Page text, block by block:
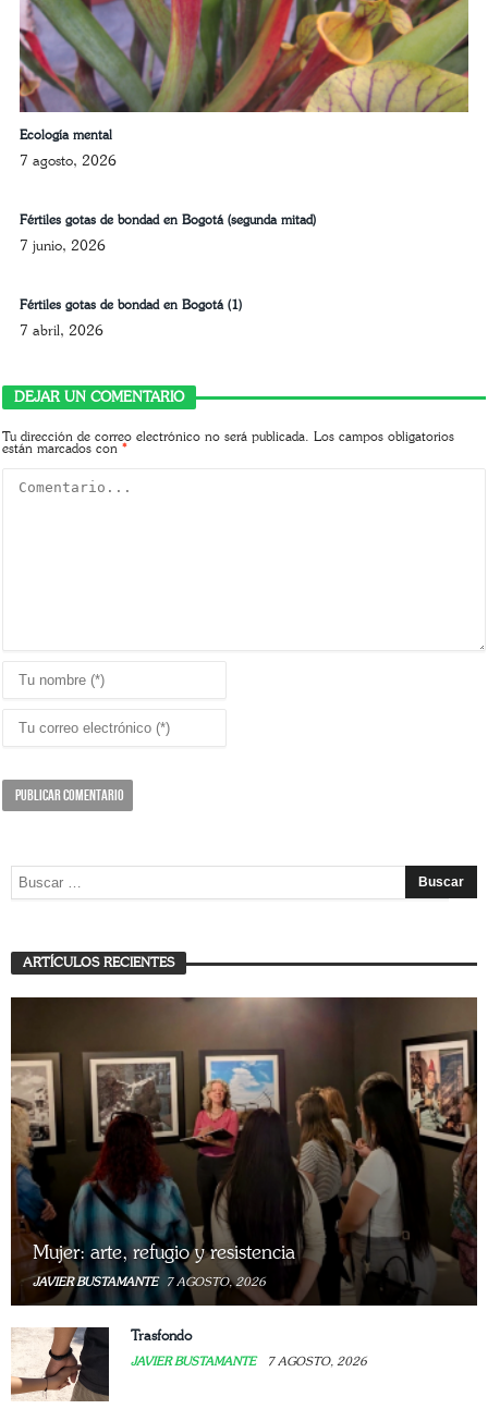
Ecología mental
7 agosto, 2026
Fértiles gotas de bondad en Bogotá (segunda mitad)
7 junio, 2026
Fértiles gotas de bondad en Bogotá (1)
7 abril, 2026
DEJAR UN COMENTARIO
Tu dirección de correo electrónico no será publicada.
Los campos obligatorios
están marcados con*
ARTÍCULOS RECIENTES
Mujer: arte, refugio y resistencia
JAVIER BUSTAMANTE 7 AGOSTO, 2026
Trasfondo
JAVIER BUSTAMANTE 7 AGOSTO, 2026